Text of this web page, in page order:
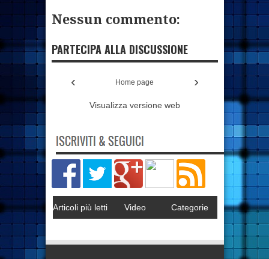
Nessun commento:
PARTECIPA ALLA DISCUSSIONE
‹ ›
Home page
Visualizza versione web
Articoli più letti Video Categorie